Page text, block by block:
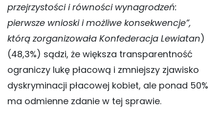
przejrzystości i równości wynagrodzeń:
pierwsze wnioski i możliwe konsekwencje”,
którą zorganizowała Konfederacja Lewiatan)
(48,3%) sądzi, że większa transparentność
ograniczy lukę płacową i zmniejszy zjawisko
dyskryminacji płacowej kobiet, ale ponad 50%
ma odmienne zdanie w tej sprawie.